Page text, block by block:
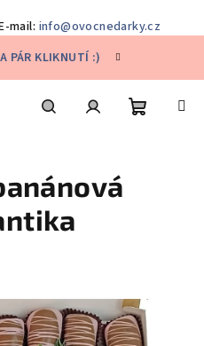
mail: info@ovocnedarky.cz
PÁR KLIKNUTÍ :)